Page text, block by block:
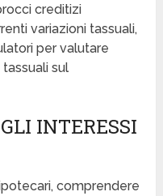
creditizi
variazioni tassuali,
per valutare
sul
INTERESSI
comprendere